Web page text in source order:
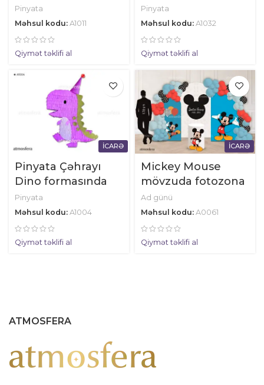
Pinyata
Məhsul kodu: A1011
Qiymət təklifi al
Pinyata
Məhsul kodu: A1032
Qiymət təklifi al
İCARƏ
Pinyata Çəhrayı
Dino formasında
Pinyata
Məhsul kodu: A1004
Qiymət təklifi al
İCARƏ
Mickey Mouse
mövzuda fotozona
Ad günü
Məhsul kodu: A0061
Qiymət təklifi al
ATMOSFERA